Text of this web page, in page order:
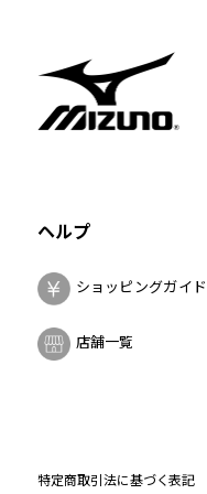
ヘルプ
ショッピングガイド
店舗一覧
特定商取引法に基づく表記